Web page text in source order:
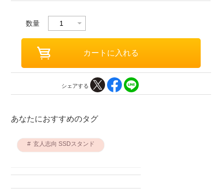
数量
シェアする
あなたにおすすめのタグ
玄人志向 SSDスタンド